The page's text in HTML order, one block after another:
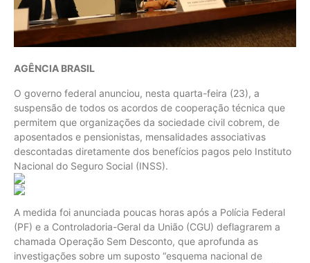
AGÊNCIA BRASIL
O governo federal anunciou, nesta quarta-feira (23), a
suspensão de todos os acordos de cooperação técnica que
permitem que organizações da sociedade civil cobrem, de
aposentados e pensionistas, mensalidades associativas
descontadas diretamente dos benefícios pagos pelo Instituto
Nacional do Seguro Social (INSS).
A medida foi anunciada poucas horas após a Polícia Federal
(PF) e a Controladoria-Geral da União (CGU) deflagrarem a
chamada Operação Sem Desconto, que aprofunda as
investigações sobre um suposto “esquema nacional de